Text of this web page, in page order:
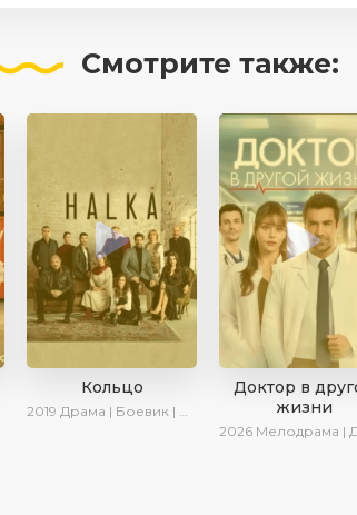
Смотрите также:
Кольцо
2019 Драма | Боевик | Криминал
Доктор в
жизни
2026 Мелодрама | Драма | AlisaDirilis |